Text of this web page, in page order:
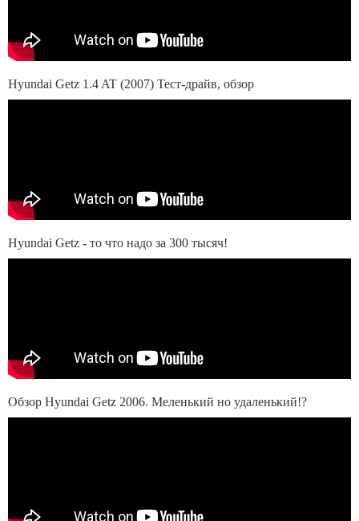
Hyundai Getz 1.4 AT (2007) Тест-драйв, обзор
Hyundai Getz - то что надо за 300 тысяч!
Обзор Hyundai Getz 2006. Меленький но удаленький!?